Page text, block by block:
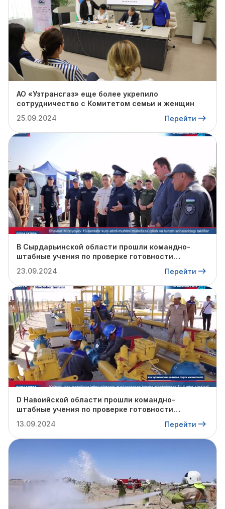
АО «Узтрансгаз» еще более укрепило
сотрудничество с Комитетом семьи и женщин
25.09.2024
Перейти
В Сырдарьинской области прошли командно-
штабные учения по проверке готовности
отопительному сезону.
23.09.2024 Перейти
D Навоийской области прошли командно-
штабные учения по проверке готовности
отопительному сезону.
13.09.2024 Перейти